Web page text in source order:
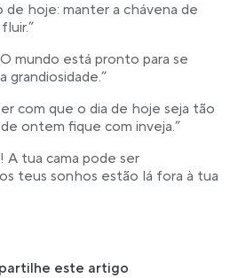
de hoje: manter a chávena de
mundo está pronto para se
grandiosidade.”
com que o dia de hoje seja tão
ontem fique com inveja.”
tua cama pode ser
teus sonhos estão lá fora à tua
este artigo